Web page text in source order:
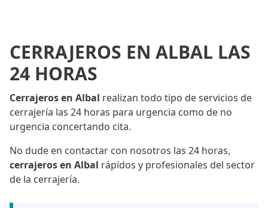
CERRAJEROS EN ALBAL LAS
24 HORAS
Cerrajeros en Albal realizan todo tipo de servicios de
cerrajería las 24 horas para urgencia como de no
urgencia concertando cita.
No dude en contactar con nosotros las 24 horas,
cerrajeros en Albal rápidos y profesionales del sector
de la cerrajería.